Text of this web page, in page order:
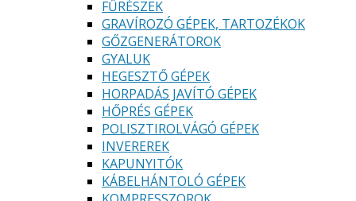
FŰRÉSZEK
GRAVÍROZÓ GÉPEK, TARTOZÉKOK
GŐZGENERÁTOROK
GYALUK
HEGESZTŐ GÉPEK
HORPADÁS JAVÍTÓ GÉPEK
HŐPRÉS GÉPEK
POLISZTIROLVÁGÓ GÉPEK
INVEREREK
KAPUNYITÓK
KÁBELHÁNTOLÓ GÉPEK